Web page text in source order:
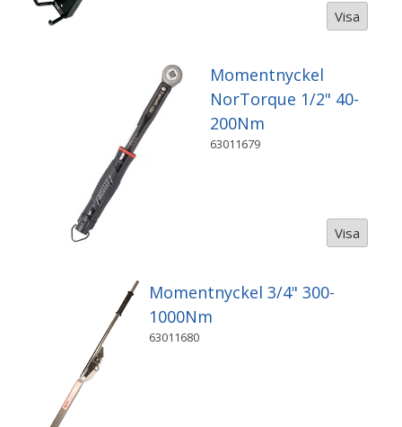
Visa
Momentnyckel
NorTorque 1/2" 40-
200Nm
63011679
Visa
Momentnyckel 3/4" 300-
1000Nm
63011680